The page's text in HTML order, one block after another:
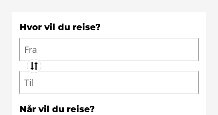
Hvor vil du reise?
Fra
Til
Når vil du reise?